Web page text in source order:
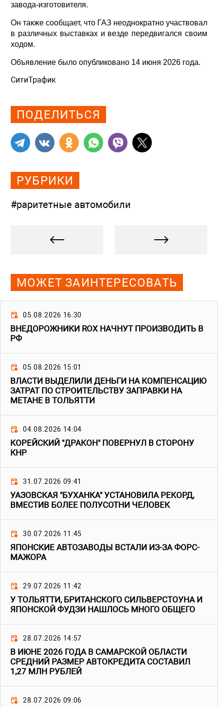
завода-изготовителя.
Он также сообщает, что ГАЗ неоднократно участвовал
в различных выставках и везде передвигался своим
ходом.
Объявление было опубликовано 14 июня 2026 года.
СитиТрафик
ПОДЕЛИТЬСЯ
РУБРИКИ
#раритетные автомобили
МОЖЕТ ЗАИНТЕРЕСОВАТЬ
05.08.2026 16:30
ВНЕДОРОЖНИКИ ROX НАЧНУТ ПРОИЗВОДИТЬ В
РФ
05.08.2026 15:01
ВЛАСТИ ВЫДЕЛИЛИ ДЕНЬГИ НА КОМПЕНСАЦИЮ
ЗАТРАТ ПО СТРОИТЕЛЬСТВУ ЗАПРАВКИ НА
МЕТАНЕ В ТОЛЬЯТТИ
04.08.2026 14:04
КОРЕЙСКИЙ "ДРАКОН" ПОВЕРНУЛ В СТОРОНУ
КНР
31.07.2026 09:41
УАЗОВСКАЯ "БУХАНКА" УСТАНОВИЛА РЕКОРД,
ВМЕСТИВ БОЛЕЕ ПОЛУСОТНИ ЧЕЛОВЕК
30.07.2026 11:45
ЯПОНСКИЕ АВТОЗАВОДЫ ВСТАЛИ ИЗ-ЗА ФОРС-
МАЖОРА
29.07.2026 11:42
У ТОЛЬЯТТИ, БРИТАНСКОГО СИЛЬВЕРСТОУНА И
ЯПОНСКОЙ ФУДЗИ НАШЛОСЬ МНОГО ОБЩЕГО
28.07.2026 14:57
В ИЮНЕ 2026 ГОДА В САМАРСКОЙ ОБЛАСТИ
СРЕДНИЙ РАЗМЕР АВТОКРЕДИТА СОСТАВИЛ
1,27 МЛН РУБЛЕЙ
28.07.2026 09:06